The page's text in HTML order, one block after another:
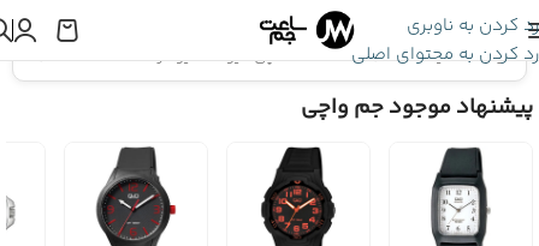
رد کردن به ناوبری
رد کردن به محتوای اصلی
اینجا هستید:ساعت Q&Q »ساعت مچی کیو اند کیو مردانه Q43B-003PY
پیشنهاد موجود جم واچی